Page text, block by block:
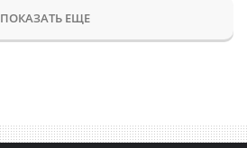
ПОКАЗАТЬ ЕЩЕ